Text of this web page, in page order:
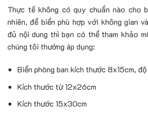
Thực tế không có quy chuẩn nào cho
nhiên, để biển phù hợp với không gian
đủ nội dung thì bạn có thể tham khảo
chúng tôi thường áp dụng:
Biển phòng ban kích thước 8x15cm, độ
Kích thước từ 12x26cm
Kích thước 15x30cm